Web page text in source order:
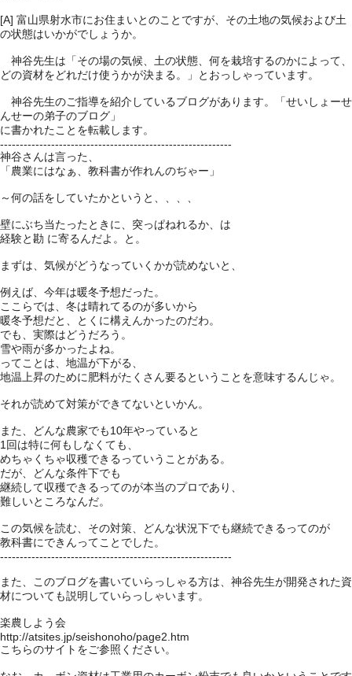
[A] 富山県射水市にお住まいとのことですが、その土地の気候および土
の状態はいかがでしょうか。
神谷先生は「その場の気候、土の状態、何を栽培するのかによって、
どの資材をどれだけ使うかが決まる。」とおっしゃっています。
神谷先生のご指導を紹介しているブログがあります。「せいしょーせ
んせーの弟子のブログ」
に書かれたことを転載します。
-----------------------------------------------------------
神谷さんは言った、
「農業にはなぁ、教科書が作れんのぢゃー」
～何の話をしていたかというと、、、、
壁にぶち当たったときに、突っぱねれるか、は
経験と勘 に寄るんだよ。と。
まずは、気候がどうなっていくかが読めないと、
例えば、今年は暖冬予想だった。
ここらでは、冬は晴れてるのが多いから
暖冬予想だと、とくに構えんかったのだわ。
でも、実際はどうだろう。
雪や雨が多かったよね。
ってことは、地温が下がる、
地温上昇のために肥料がたくさん要るということを意味するんじゃ。
それが読めて対策ができてないといかん。
また、どんな農家でも10年やっていると
1回は特に何もしなくても、
めちゃくちゃ収穫できるっていうことがある。
だが、どんな条件下でも
継続して収穫できるってのが本当のプロであり、
難しいところなんだ。
この気候を読む、その対策、どんな状況下でも継続できるってのが
教科書にできんってことでした。
-----------------------------------------------------------
また、このブログを書いていらっしゃる方は、神谷先生が開発された資
材についても説明していらっしゃいます。
楽農しよう会
http://atsites.jp/seishonoho/page2.htm
こちらのサイトをご参照ください。